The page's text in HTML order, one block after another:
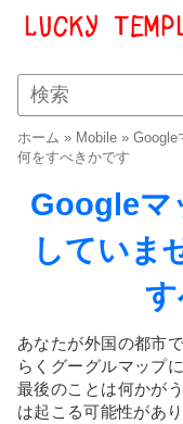
ホーム » Mobile » Google
何をすべきかです
Googleマ
していま
あなたが外国の都市
らくグーグルマップ
最後のことは何かが
は起こる可能性があ